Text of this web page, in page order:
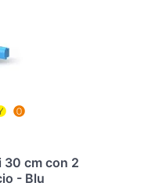
30 cm con 2
- Blu